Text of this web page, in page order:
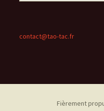
contact@tao-tac.fr
Fièrement